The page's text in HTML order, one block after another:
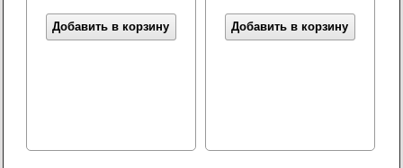
Добавить в корзину Добавить в корзину